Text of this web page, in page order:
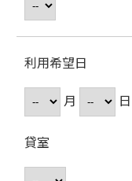
利用希望日
月
日
貸室